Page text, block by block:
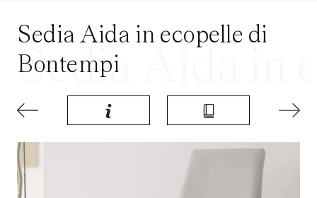
Sedia Aida in ecopelle di
Bontempi